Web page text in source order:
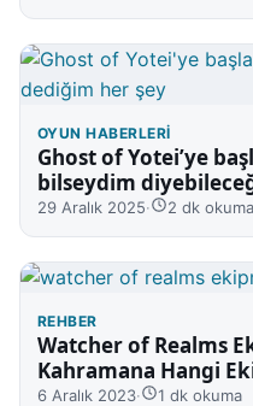
OYUN HABERLERI
Ghost of Yotei’ye
bilseydim
29 Aralık 2025· 2 dk okuma
REHBER
Watcher of Realms
Kahramana Hangi
6 Aralık 2023· 1 dk okuma